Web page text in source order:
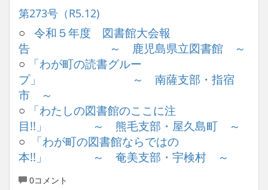
第273号（R5.12)
○ 令和５年度 図書館大会報
告 ～ 鹿児島県立図書館 ～
○
「わが町の読書グルー
プ」 ～ 南薩支部・指宿
市 ～
○ 「わたしの図書館のここに注
目!!」 ～ 熊毛支部・屋久島町 ～
○
「わが町の図書館ならではの
本!!」 ～ 奄美支部・宇検村 ～
0コメント